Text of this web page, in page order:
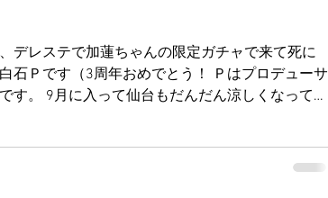
デレステで加蓮ちゃんの限定ガチャで来て死に
石Ｐです（3周年おめでとう！ Ｐはプロデューサ
す。 9月に入って仙台もだんだん涼しくなってき